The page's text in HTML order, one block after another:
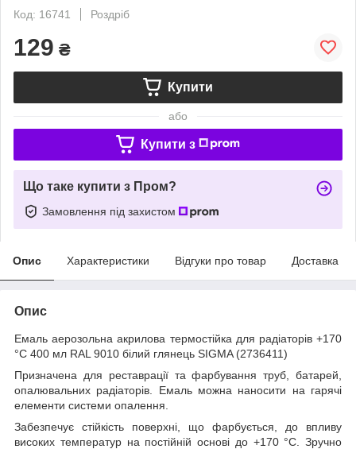
Код: 16741
Роздріб
129 ₴
Купити
або
Купити з
Що таке купити з Пром?
Замовлення під захистом
Опис Характеристики Відгуки про товар Доставка
Опис
Емаль аерозольна акрилова термостійка для радіаторів +170
°C 400 мл RAL 9010 білий глянець SIGMA (2736411)
Призначена для реставрації та фарбування труб, батарей,
опалювальних радіаторів. Емаль можна наносити на гарячі
елементи системи опалення.
Забезпечує стійкість поверхні, що фарбується, до впливу
високих температур на постійній основі до +170 °C. Зручно